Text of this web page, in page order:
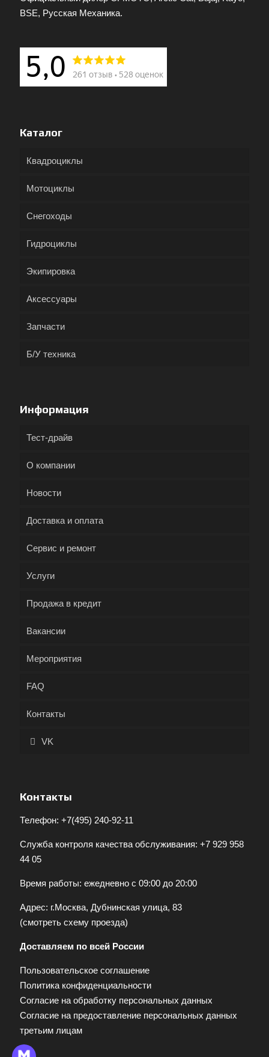
BSE, Русская Механика.
Каталог
Квадроциклы
Мотоциклы
Снегоходы
Гидроциклы
Экипировка
Аксессуары
Запчасти
Б/У техника
Информация
Тест-драйв
О компании
Новости
Доставка и оплата
Сервис и ремонт
Услуги
Продажа в кредит
Вакансии
Мероприятия
FAQ
Контакты
VK
Контакты
Телефон: +7(495) 240-92-11
Служба контроля качества обслуживания: +7 929 958
44 05
Время работы: ежедневно с 09:00 до 20:00
Адрес: г.Москва, Дубнинская улица, 83
(смотреть схему проезда)
Доставляем по всей России
Пользовательское соглашение
Политика конфиденциальности
Согласие на обработку персональных данных
Согласие на предоставление персональных данных
третьим лицам